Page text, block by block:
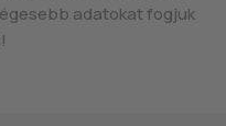
adatokat fogjuk